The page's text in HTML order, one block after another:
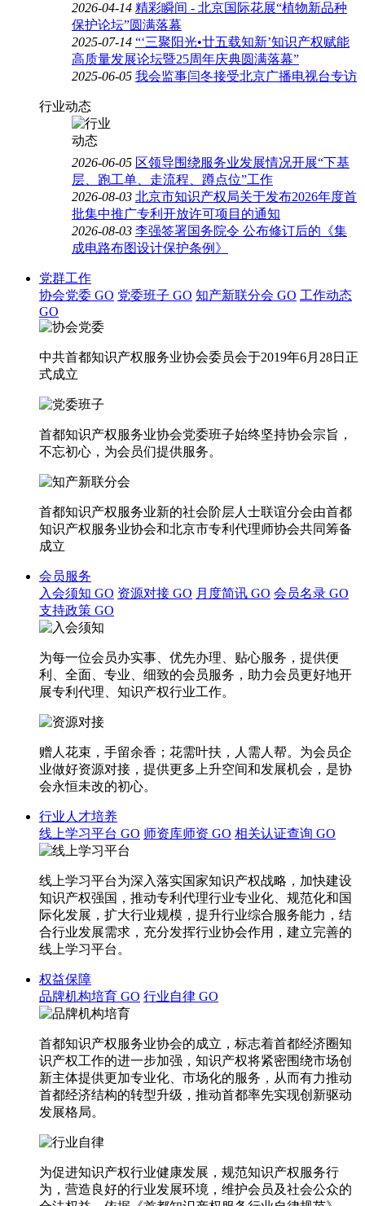
2026-04-14 精彩瞬间 - 北京国际花展“植物新品种
保护论坛”圆满落幕
2025-07-14 “‘三聚阳光•廿五载知新’知识产权赋能
高质量发展论坛暨25周年庆典圆满落幕”
2025-06-05 我会监事闫冬接受北京广播电视台专访
行业动态
2026-06-05 区领导围绕服务业发展情况开展“下基
层、跑工单、走流程、蹲点位”工作
2026-08-03 北京市知识产权局关于发布2026年度首
批集中推广专利开放许可项目的通知
2026-08-03 李强签署国务院令 公布修订后的《集
成电路布图设计保护条例》
党群工作
协会党委 GO 党委班子 GO 知产新联分会 GO 工作动态
GO
中共首都知识产权服务业协会委员会于2019年6月28日正
式成立
首都知识产权服务业协会党委班子始终坚持协会宗旨，
不忘初心，为会员们提供服务。
首都知识产权服务业新的社会阶层人士联谊分会由首都
知识产权服务业协会和北京市专利代理师协会共同筹备
成立
会员服务
入会须知 GO 资源对接 GO 月度简讯 GO 会员名录 GO
支持政策 GO
为每一位会员办实事、优先办理、贴心服务，提供便
利、全面、专业、细致的会员服务，助力会员更好地开
展专利代理、知识产权行业工作。
赠人花束，手留余香；花需叶扶，人需人帮。为会员企
业做好资源对接，提供更多上升空间和发展机会，是协
会永恒未改的初心。
行业人才培养
线上学习平台 GO 师资库师资 GO 相关认证查询 GO
线上学习平台为深入落实国家知识产权战略，加快建设
知识产权强国，推动专利代理行业专业化、规范化和国
际化发展，扩大行业规模，提升行业综合服务能力，结
合行业发展需求，充分发挥行业协会作用，建立完善的
线上学习平台。
权益保障
品牌机构培育 GO 行业自律 GO
首都知识产权服务业协会的成立，标志着首都经济圈知
识产权工作的进一步加强，知识产权将紧密围绕市场创
新主体提供更加专业化、市场化的服务，从而有力推动
首都经济结构的转型升级，推动首都率先实现创新驱动
发展格局。
为促进知识产权行业健康发展，规范知识产权服务行
为，营造良好的行业发展环境，维护会员及社会公众的